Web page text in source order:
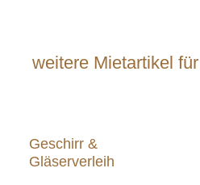
weitere Mietartikel
Geschirr &
Gläserverleih